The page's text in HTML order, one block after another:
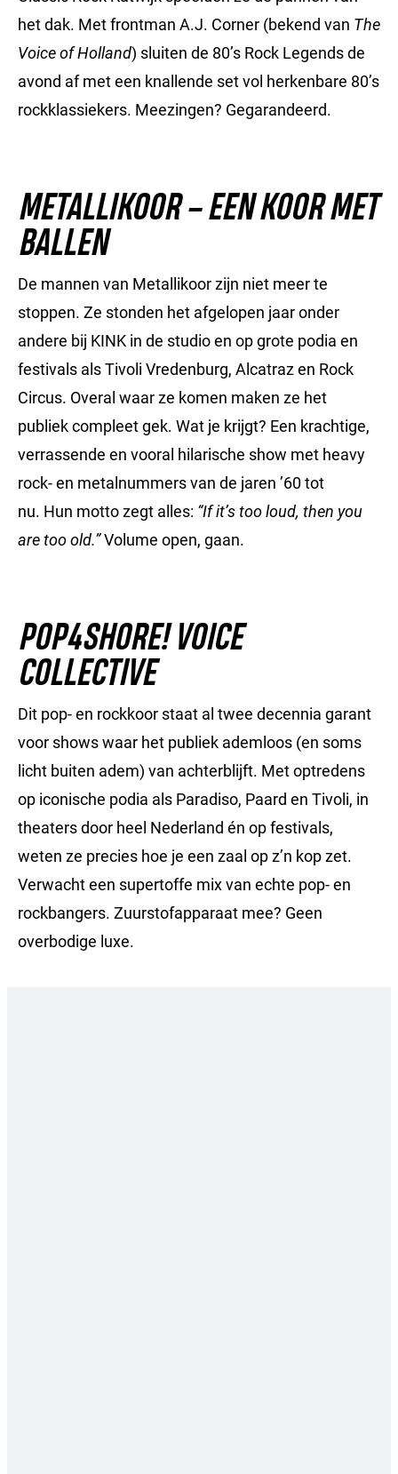
het dak. Met frontman A.J. Corner (bekend van The
Voice of Holland) sluiten de 80’s Rock Legends de
avond af met een knallende set vol herkenbare 80’s
rockklassiekers. Meezingen? Gegarandeerd.
METALLIKOOR – EEN KOOR MET
BALLEN
De mannen van Metallikoor zijn niet meer te
stoppen. Ze stonden het afgelopen jaar onder
andere bij KINK in de studio en op grote podia en
festivals als Tivoli Vredenburg, Alcatraz en Rock
Circus. Overal waar ze komen maken ze het
publiek compleet gek. Wat je krijgt? Een krachtige,
verrassende en vooral hilarische show met heavy
rock- en metalnummers van de jaren ’60 tot
nu. Hun motto zegt alles: “If it’s too loud, then you
are too old.”Volume open, gaan.
POP4SHORE! VOICE
COLLECTIVE
Dit pop- en rockkoor staat al twee decennia garant
voor shows waar het publiek ademloos (en soms
licht buiten adem) van achterblijft. Met optredens
op iconische podia als Paradiso, Paard en Tivoli, in
theaters door heel Nederland én op festivals,
weten ze precies hoe je een zaal op z’n kop zet.
Verwacht een supertoffe mix van echte pop- en
rockbangers. Zuurstofapparaat mee? Geen
overbodige luxe.